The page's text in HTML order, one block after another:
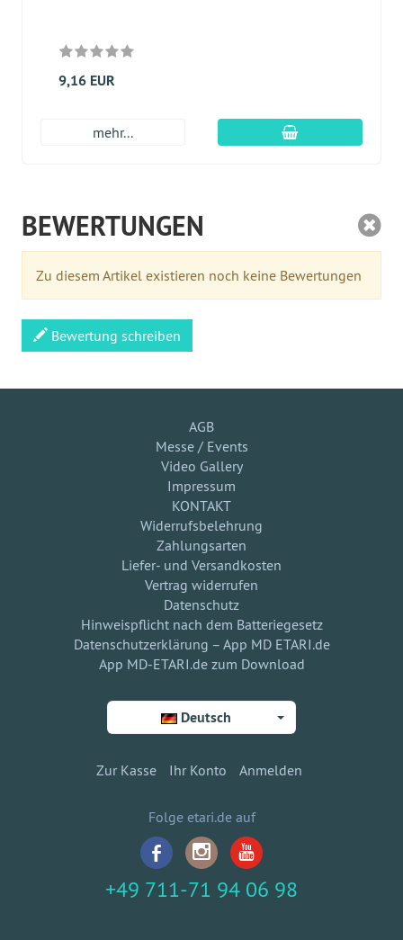
9,16 EUR
mehr... In den
BEWERTUNGEN
Zu diesem Artikel existieren noch keine Bewertungen
Bewertung schreiben
AGB
Messe / Events
Video Gallery
Impressum
KONTAKT
Widerrufsbelehrung
Zahlungsarten
Liefer- und Versandkosten
Vertrag widerrufen
Datenschutz
Hinweispflicht nach dem Batteriegesetz
Datenschutzerklärung – App MD ETARI.de
App MD-ETARI.de zum Download
Deutsch
Zur Kasse Ihr Konto Anmelden
Folge etari.de auf
+49 711-71 94 06 98